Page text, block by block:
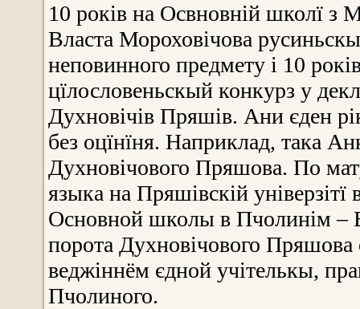
10 років на Освновній школї з
Власта Мороховічова
неповинного предмету і 10
цїлословеньскый конкурз у
Духновічів Пряшів. Ани єден
без оцїнїня. Наприклад, така
Духновічового Пряшова. По
языка на Пряшівскій
Основной школы в Пчолинім –
порота Духновічового Пряшова
веджіннём єдной учітелькы,
Пчолиного.